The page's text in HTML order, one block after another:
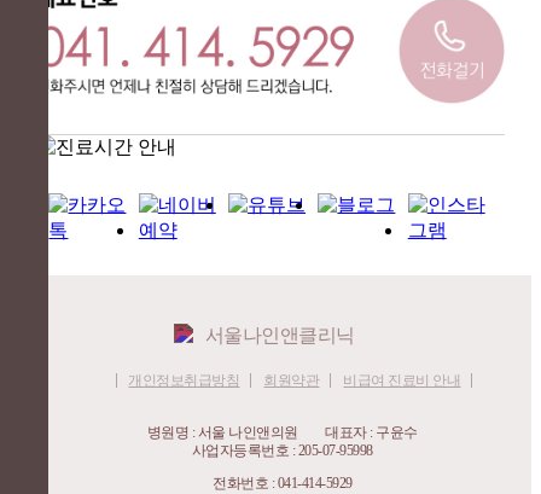
개인정보취급방침 회원약관 비급여 진료비 안내
병원명 : 서울 나인앤의원
대표자 : 구윤수
사업자등록번호 : 205-07-95998
전화번호 : 041-414-5929